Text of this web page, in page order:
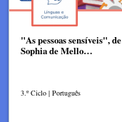
"As pessoas sensíveis", de
Sophia de Mello…
3.º Ciclo | Português